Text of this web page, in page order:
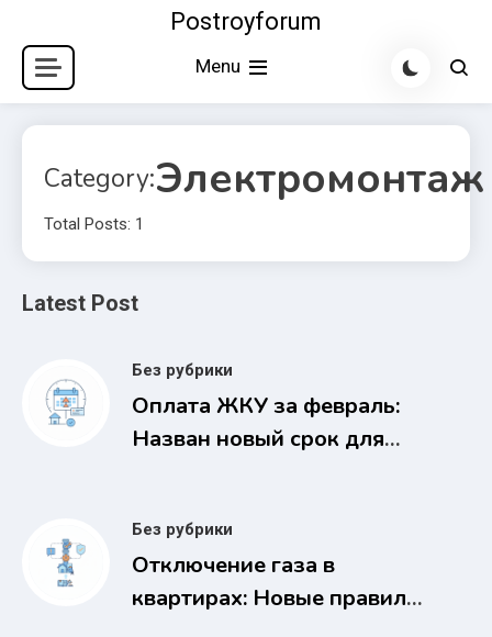
content
Postroyforum
Menu
Category:Электромонтаж
Total Posts: 1
Latest Post
Без рубрики
Оплата ЖКУ за февраль:
Назван новый срок для
Без рубрики
Отключение газа в
квартирах: Новые правила